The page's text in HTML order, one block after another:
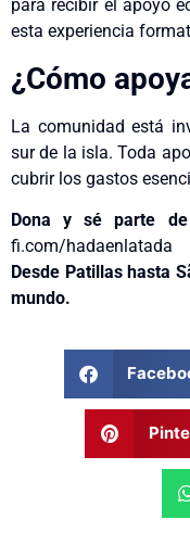
para recibir el apoyo
esta experiencia
¿Cómo
La comunidad está
sur de la isla. Toda
cubrir los gastos
Dona y sé parte
fi.com/hadaenlatada
Desde Patillas hasta
mundo.